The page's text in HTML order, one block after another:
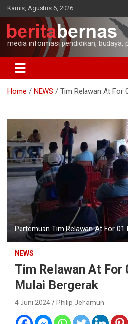
Skip
to
content
Kamis, Agustus 6, 2026
media informasi pendidikan, budaya,
Home NEWS Tim Relawan At For
Pertemuan Tim Relawan At For
NEWS
Tim Relawan At For
Mulai Bergerak
4 Juni 2024 Philip Jehamun